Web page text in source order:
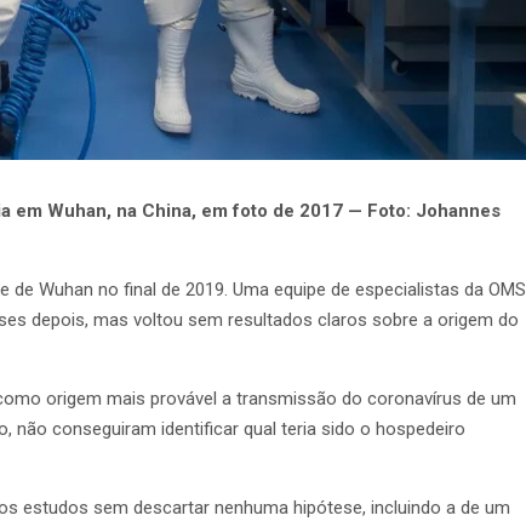
em Wuhan, na China, em foto de 2017 — Foto: Johannes
Wuhan no final de 2019. Uma equipe de especialistas da OMS
depois, mas voltou sem resultados claros sobre a origem do
origem mais provável a transmissão do coronavírus de um
não conseguiram identificar qual teria sido o hospedeiro
estudos sem descartar nenhuma hipótese, incluindo a de um